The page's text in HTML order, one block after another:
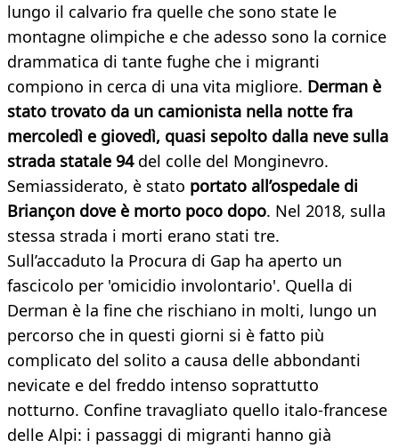
lungo il calvario fra quelle che sono state le
montagne olimpiche e che adesso sono la cornice
drammatica di tante fughe che i migranti
compiono in cerca di una vita migliore. Derman è
stato trovato da un camionista nella notte fra
mercoledì e giovedì, quasi sepolto dalla neve sulla
strada statale 94del colle del Monginevro.
Semiassiderato, è stato portato all’ospedale di
Briançon dove è morto poco dopo. Nel 2018, sulla
stessa strada i morti erano stati tre.
Sull’accaduto la Procura di Gap ha aperto un
fascicolo per 'omicidio involontario'. Quella di
Derman è la fine che rischiano in molti, lungo un
percorso che in questi giorni si è fatto più
complicato del solito a causa delle abbondanti
nevicate e del freddo intenso soprattutto
notturno. Confine travagliato quello italo-francese
delle Alpi: i passaggi di migranti hanno già